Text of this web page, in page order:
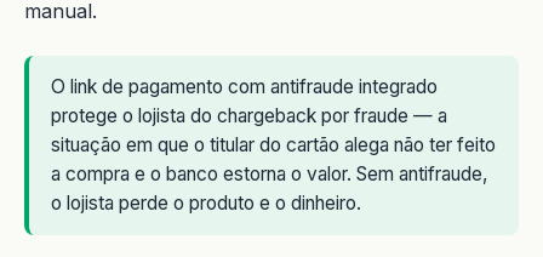
manual.
O link de pagamento com antifraude integrado
protege o lojista do chargeback por fraude — a
situação em que o titular do cartão alega não ter feito
a compra e o banco estorna o valor. Sem antifraude,
o lojista perde o produto e o dinheiro.